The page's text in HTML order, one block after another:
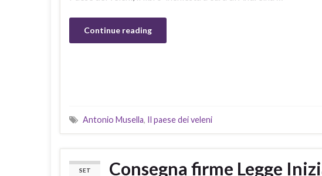
Continue reading
Antonio Musella, Il paese dei veleni
SET
Consegna firme Legge